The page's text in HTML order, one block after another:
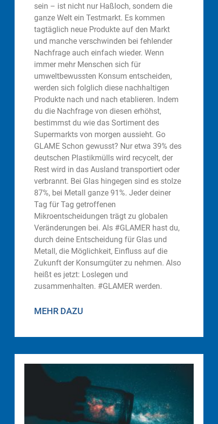
sein – ist nicht nur Haßloch, sondern die
ganze Welt ein Testmarkt. Es kommen
tagtäglich neue Produkte auf den Markt
und manche verschwinden bei fehlender
Nachfrage auch einfach wieder. Wenn
immer mehr Menschen sich für
umweltbewussten Konsum entscheiden,
werden sich folglich diese nachhaltigen
Produkte nach und nach etablieren. Indem
du die Nachfrage von diesen erhöhst,
bestimmst du wie das Sortiment des
Supermarkts von morgen aussieht. Go
GLAME Schon gewusst? Nur etwa 39% des
deutschen Plastikmülls wird recycelt, der
Rest wird in das Ausland transportiert oder
verbrannt. Bei Glas hingegen sind es stolze
87%, bei Metall ganze 91%. Jeder deiner
Tag für Tag getroffenen
Mikroentscheidungen trägt zu globalen
Veränderungen bei. Als #GLAMER hast du,
durch deine Entscheidung für Glas und
Metall, die Möglichkeit, Einfluss auf die
Zukunft der Konsumgüter zu nehmen. Also
heißt es jetzt: Loslegen und
zusammenhalten. #GLAMER werden.
MEHR DAZU